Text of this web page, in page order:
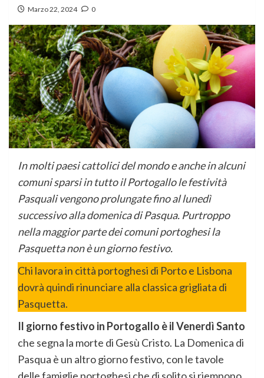
Marzo 22, 2024 0
In molti paesi cattolici del mondo e anche in alcuni
comuni sparsi in tutto il Portogallo le festività
Pasquali vengono prolungate fino al lunedì
successivo alla domenica di Pasqua. Purtroppo
nella maggior parte dei comuni portoghesi la
Pasquetta non è un giorno festivo.
Chi lavora in città portoghesi di Porto e Lisbona
dovrà quindi rinunciare alla classica grigliata di
Pasquetta.
Il giorno festivo in Portogallo è il Venerdì Santo
che segna la morte di Gesù Cristo. La Domenica di
Pasqua è un altro giorno festivo, con le tavole